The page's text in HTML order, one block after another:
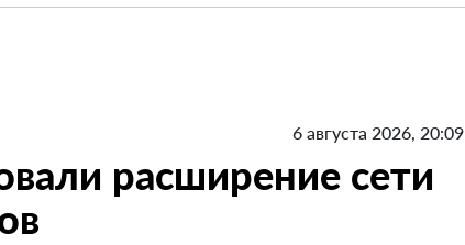
6 августа 2026, 20:09
расширение сети